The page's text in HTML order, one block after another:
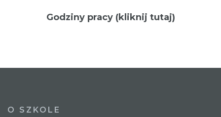
Godziny pracy (kliknij tutaj)
O SZKOLE